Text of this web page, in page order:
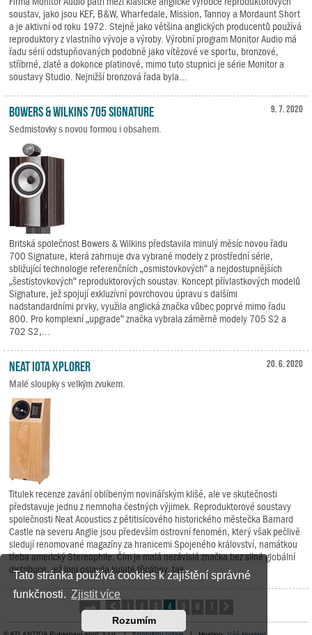
Tato stránka používá cookies k zajištění správné
funkčnosti. Zjistit více
Rozumím
soustav, jako jsou KEF, B&W, Wharfedale, Mission, Tannoy a Mordaunt Short
a je aktivní od roku 1972. Stejně jako většina anglických producentů používá
reproduktory z vlastního vývoje a výroby. Výrobní program Monitor Audio má
řadu sérií odstupňovaných podobně jako vítězové ve sportu, bronzové,
stříbrné, zlaté a dokonce platinové, mimo tuto stupnici je série Monitor a
soustavy Studio. Nejnižší bronzová řada byla...
9. 7. 2020
Bowers & Wilkins 705 Signature
Sedmistovky s novou formou i obsahem.
Britská společnost Bowers & Wilkins představila minulý měsíc novou řadu
700 Signature, která zahrnuje dva vybrané modely z prostřední série,
sbližující technologie referenčních „osmistovkových“ a nejdostupnějších
„šestistovkových“ reproduktorových soustav. Koncept přívlastkových modelů
Signature, jež spojují exkluzívní povrchovou úpravu s dalšími
nadstandardními prvky, využila anglická značka vůbec poprvé mimo řadu
800. Pro komplexní „upgrade“ značka vybrala záměrně modely 705 S2 a
702 S2,...
20. 6. 2020
Neat Iota Xplorer
Malé sloupky s velkým zvukem.
Titulek recenze zavání oblíbeným novinářským klišé, ale ve skutečnosti
představuje jednu z nemnoha čestných výjimek. Reproduktorové soustavy
společnosti Neat Acoustics z pětitisícového historického městečka Barnard
Castle na severu Anglie jsou především ostrovní fenomén, který však pečlivě
sledují renomované magazíny za hranicemi Spojeného království, namátkou
třeba americký Stereophile. Čím je malá nezávislá značka bez silné globální
distribuce, jež loni oslavila kulaté třicátiny, tak...
Stránka Předchozí
1 2 3 4 6 7